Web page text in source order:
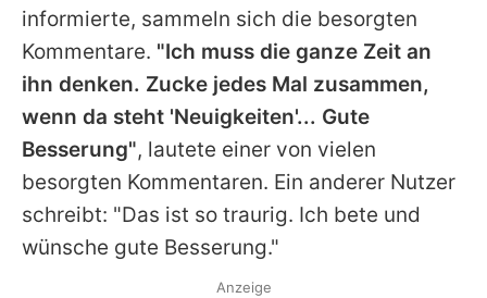
Datenschutzerklärung
Nutzungsbedingungen
Utiq verwalten
informierte, sammeln sich die besorgten
Kommentare. "Ich muss die ganze Zeit an
ihn denken. Zucke jedes Mal zusammen,
wenn da steht 'Neuigkeiten'... Gute
Besserung", lautete einer von vielen
besorgten Kommentaren. Ein anderer Nutzer
schreibt: "Das ist so traurig. Ich bete und
wünsche gute Besserung."
Anzeige